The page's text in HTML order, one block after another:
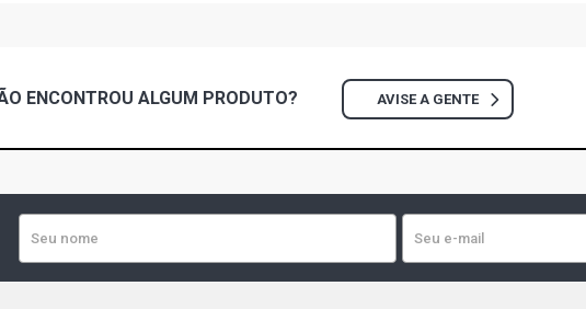
ENCONTROU ALGUM PRODUTO? AVISE A GENTE